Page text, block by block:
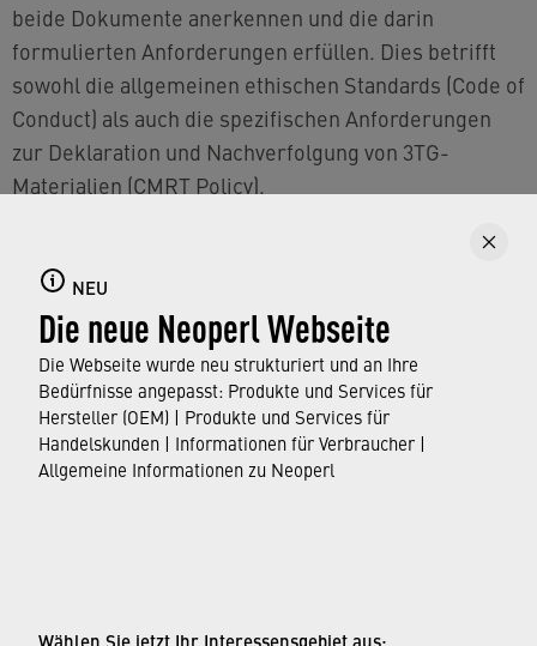
NEU
Die neue Neoperl Webseite
Die Webseite wurde neu strukturiert und an Ihre
Bedürfnisse angepasst: Produkte und Services für
Hersteller (OEM) | Produkte und Services für
Handelskunden | Informationen für Verbraucher |
Allgemeine Informationen zu Neoperl
Wählen Sie jetzt Ihr Interessensgebiet aus:
beide Dokumente anerkennen und die darin
formulierten Anforderungen erfüllen. Dies betrifft
sowohl die allgemeinen ethischen Standards (Code of
Conduct) als auch die spezifischen Anforderungen
zur Deklaration und Nachverfolgung von 3TG-
Materialien (CMRT Policy).
HINWEIS FÜR INTERNE UND EXTERNE AUDITS
Beide Dokumente bilden die Grundlage für interne
Kontrollen und externe Lieferkettenaudits. Ihre
Einhaltung ist Voraussetzung für eine nachhaltige
Zusammenarbeit.
Impressum